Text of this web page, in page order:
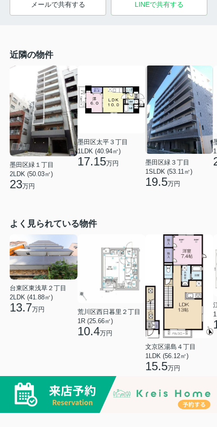
メールで共有する LINEで共有する
近隣の物件
墨田区緑１丁目
2LDK (50.03㎡)
23万円
墨田区太平３丁目
1LDK (40.94㎡)
17.15万円
墨田区緑３丁目
1SLDK (53.11㎡)
19.5万円
よく見られている物件
台東区東浅草２丁目
2LDK (41.88㎡)
13.7万円
荒川区西日暮里２丁目
1R (25.66㎡)
10.4万円
文京区湯島４丁目
1LDK (56.12㎡)
15.5万円